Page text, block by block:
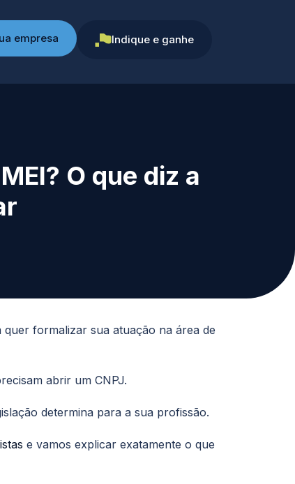
empresa Indique e ganhe
O que diz a
quer formalizar sua atuação na área de
abrir um CNPJ.
determina para a sua profissão.
e vamos explicar exatamente o que